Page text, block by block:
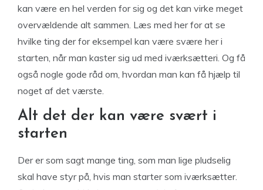
kan være en hel verden for sig og det kan virke meget
overvældende alt sammen. Læs med her for at se
hvilke ting der for eksempel kan være svære her i
starten, når man kaster sig ud med iværksætteri. Og få
også nogle gode råd om, hvordan man kan få hjælp til
noget af det værste.
Alt det der kan være svært i
starten
Der er som sagt mange ting, som man lige pludselig
skal have styr på, hvis man starter som iværksætter.